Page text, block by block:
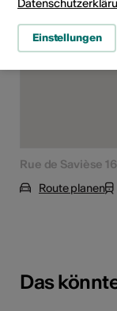
Rue de Savièse
Route planen
Das
Einstellungen